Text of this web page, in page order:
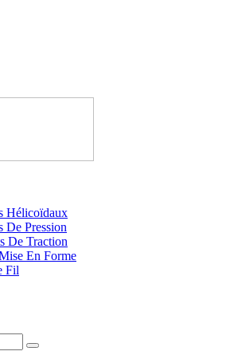
Hélicoïdaux
De Pression
De Traction
En Forme
Fil